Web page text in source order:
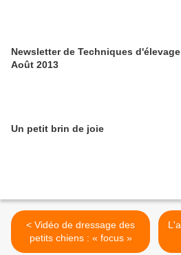
Newsletter de Techniques d'élevage
Août 2013
Un petit brin de joie
< Vidéo de dressage des
petits chiens : « focus »